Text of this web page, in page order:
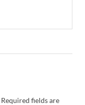
Required fields are